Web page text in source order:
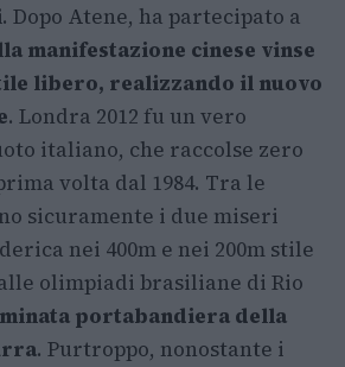
. Dopo Atene, ha partecipato a
manifestazione cinese vinse
libero, realizzando il nuovo
. Londra 2012 fu un vero
italiano, che raccolse zero
volta dal 1984. Tra le
sicuramente i due miseri
nei 400m e nei 200m stile
olimpiadi brasiliane di Rio
portabandiera della
. Purtroppo, nonostante i